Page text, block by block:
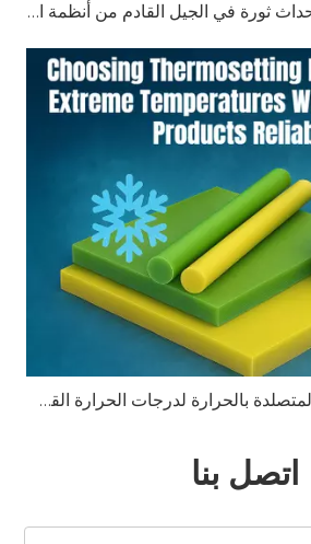
مركبات ثيرموسيت: إحداث ثورة في الجيل القادم من أنظمة البطاريات
إن اختيار البوليمرات المتصلدة بالحرارة لدرجات الحرارة القصوى سيحافظ على موثوقية منتجاتك
اتصل بنا